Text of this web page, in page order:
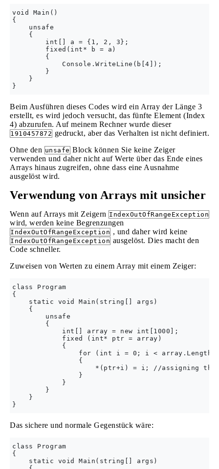
void Main()
{
    unsafe
    {
        int[] a = {1, 2, 3};
        fixed(int* b = a)
        {
            Console.WriteLine(b[4]);
        }
    }
Beim Ausführen dieses Codes wird ein Array der Länge 3
erstellt, es wird jedoch versucht, das fünfte Element (Index
4) abzurufen. Auf meinem Rechner wurde dieser
1910457872 gedruckt, aber das Verhalten ist nicht definiert.
Ohne den unsafe Block können Sie keine Zeiger
verwenden und daher nicht auf Werte über das Ende eines
Arrays hinaus zugreifen, ohne dass eine Ausnahme
ausgelöst wird.
Verwendung von Arrays mit unsicher
Wenn auf Arrays mit Zeigern IndexOutOfRangeException
wird, werden keine Begrenzungen
IndexOutOfRangeException , und daher wird keine
IndexOutOfRangeException ausgelöst. Dies macht den
Code schneller.
Zuweisen von Werten zu einem Array mit einem Zeiger:
class Program
{
    static void Main(string[] args)
    {
        unsafe
        {
            int[] array = new int[1000];
            fixed (int* ptr = array)
            {
for (int i = 0; i < array.Length;
                {
*(ptr+i) = i; //assigning
                }
            }
        }
    }
Das sichere und normale Gegenstück wäre:
class Program
{
    static void Main(string[] args)